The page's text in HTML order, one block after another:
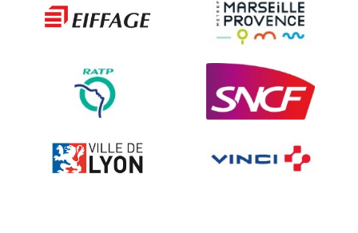
Ville fleurie, village fleuri
On-board road signs